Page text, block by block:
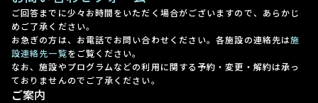
ご回答までに少々お時間をいただく場合がございますので、あらかじ
めご了承ください。
お急ぎの方は、お電話でお問い合わせください。各施設の連絡先は施
設連絡先一覧をご覧ください。
なお、施設やプログラムなどの利用に関する予約・変更・解約は承っ
ておりませんのでご了承ください。
ご案内